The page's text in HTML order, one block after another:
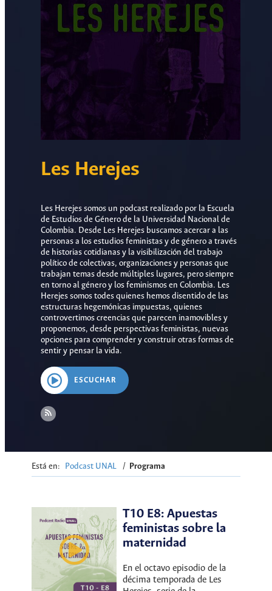
Les Herejes
Les Herejes somos un podcast realizado por la Escuela
de Estudios de Género de la Universidad Nacional de
Colombia. Desde Les Herejes buscamos acercar a las
personas a los estudios feministas y de género a través
de historias cotidianas y la visibilización del trabajo
político de colectivas, organizaciones y personas que
trabajan temas desde múltiples lugares, pero siempre
en torno al género y los feminismos en Colombia. Les
Herejes somos todes quienes hemos disentido de las
estructuras hegemónicas impuestas, quienes
controvertimos creencias que parecen inamovibles y
proponemos, desde perspectivas feministas, nuevas
opciones para comprender y construir otras formas de
sentir y pensar la vida.
ESCUCHAR
Está en: Podcast UNAL / Programa
T10 E8: Apuestas
feministas sobre la
maternidad
En el octavo episodio de la
décima temporada de Les